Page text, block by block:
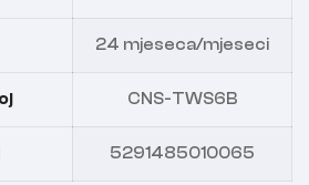
24 mjeseca/mjeseci
CNS-TWS6B
5291485010065